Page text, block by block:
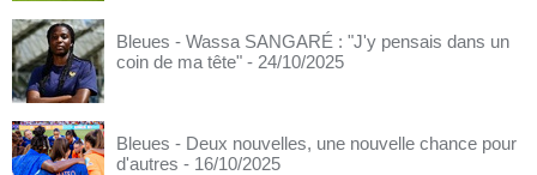
Bleues - Wassa SANGARÉ : "J'y pensais dans un
coin de ma tête" - 24/10/2025
Bleues - Deux nouvelles, une nouvelle chance pour
d'autres - 16/10/2025